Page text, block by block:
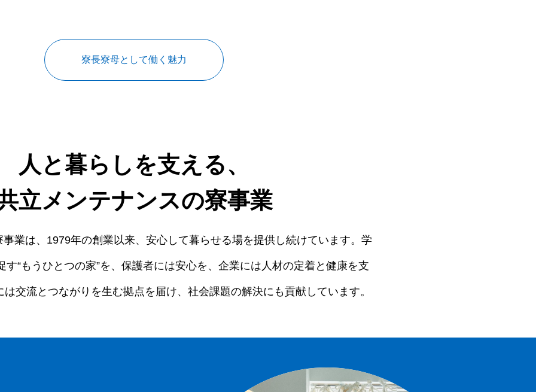
寮長寮母として働く魅力
人と暮らしを支える、
立メンテナンスの寮事業
業は、1979年の創業以来、安心して暮らせる場を提供し続けています。学
す“もうひとつの家”を、保護者には安心を、企業には人材の定着と健康を支
交流とつながりを生む拠点を届け、社会課題の解決にも貢献しています。